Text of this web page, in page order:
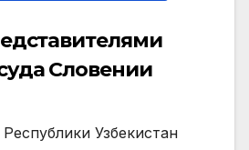
Словении
Узбекистан